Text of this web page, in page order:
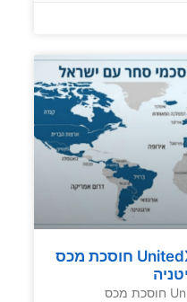
הסכמי סחר חופשי: איך UnitedXP חוסכת מכס
הסכמי סחר חופשי: איך UnitedXP חוסכת מכס